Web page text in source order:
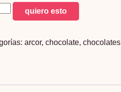
quiero esto
arcor, chocolate, chocolates